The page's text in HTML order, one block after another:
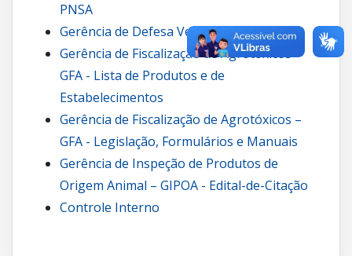
PNSA
Gerência de Defesa Vegetal – GDV
Gerência de Fiscalização de Agrotóxicos –
GFA - Lista de Produtos e de
Estabelecimentos
Gerência de Fiscalização de Agrotóxicos –
GFA - Legislação, Formulários e Manuais
Gerência de Inspeção de Produtos de
Origem Animal – GIPOA - Edital-de-Citação
Controle Interno